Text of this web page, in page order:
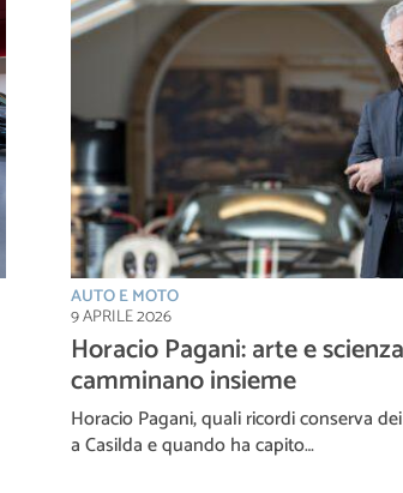
AUTO E MOTO
9 APRILE 2026
Horacio Pagani: arte e scienza
camminano insieme
Horacio Pagani, quali ricordi conserva
a Casilda e quando ha capito…